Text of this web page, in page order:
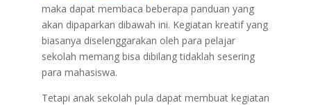
maka dapat membaca beberapa panduan yang
akan dipaparkan dibawah ini. Kegiatan kreatif yang
biasanya diselenggarakan oleh para pelajar
sekolah memang bisa dibilang tidaklah sesering
para mahasiswa.
Tetapi anak sekolah pula dapat membuat kegiatan